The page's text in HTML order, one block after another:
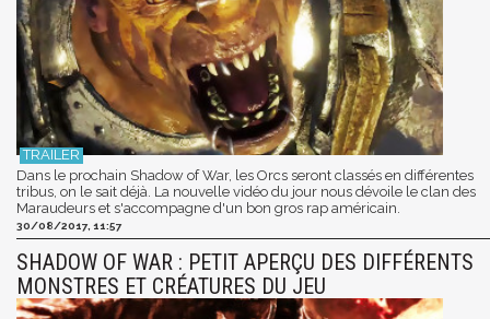
Dans le prochain Shadow of War, les Orcs seront classés en différentes
tribus, on le sait déjà. La nouvelle vidéo du jour nous dévoile le clan des
Maraudeurs et s'accompagne d'un bon gros rap américain.
30/08/2017, 11:57
SHADOW OF WAR : PETIT APERÇU DES DIFFÉRENTS
MONSTRES ET CRÉATURES DU JEU